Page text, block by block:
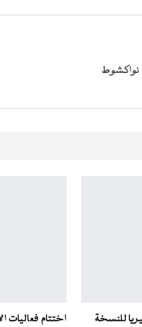
نواكشوط
للنسخة
اختتام فعاليات